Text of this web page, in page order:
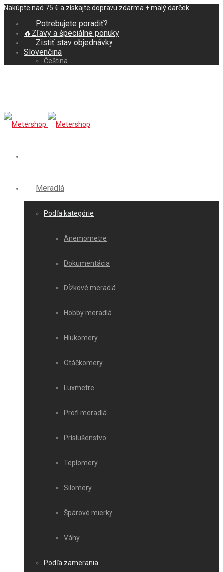
Nakúpte nad 75 € a získajte dopravu zdarma + malý darček
Potrebujete poradiť?
🔥Zľavy a špeciálne ponuky
Zistiť stav objednávky
Slovenčina
Čeština
Meradlá
Podľa kategórie
Anemometre
Dokumentácia
Dĺžkové meradlá
Hobby meradlá
Hlukomery
Otáčkomery
Luxmetre
Profi meradlá
Príslušenstvo
Teplomery
Silomery
Špárové mierky
Váhy
Podľa zamerania